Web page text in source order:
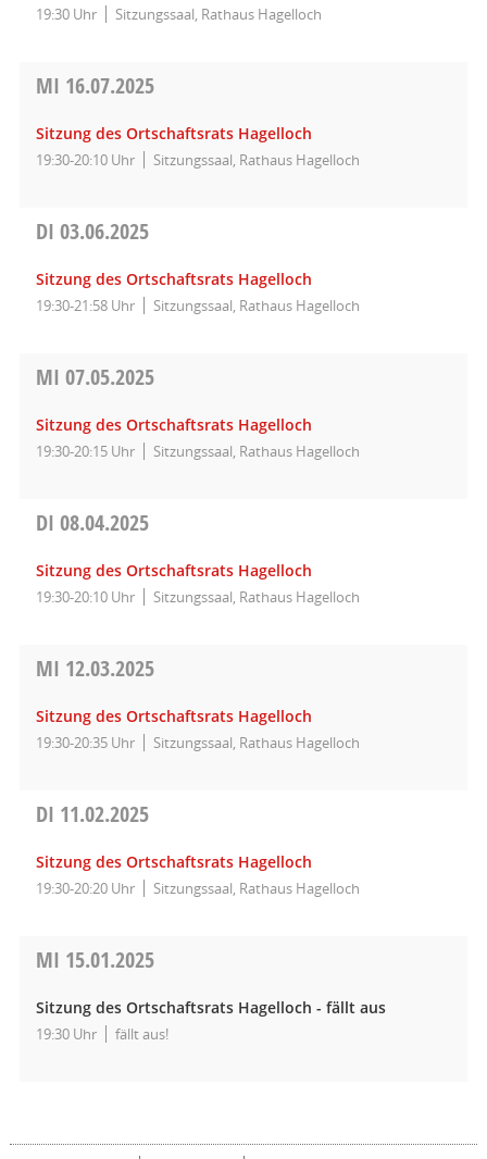
19:30 Uhr Sitzungssaal, Rathaus Hagelloch
MI 16.07.2025
Sitzung des Ortschaftsrats Hagelloch
19:30-20:10 Uhr Sitzungssaal, Rathaus Hagelloch
DI 03.06.2025
Sitzung des Ortschaftsrats Hagelloch
19:30-21:58 Uhr Sitzungssaal, Rathaus Hagelloch
MI 07.05.2025
Sitzung des Ortschaftsrats Hagelloch
19:30-20:15 Uhr Sitzungssaal, Rathaus Hagelloch
DI 08.04.2025
Sitzung des Ortschaftsrats Hagelloch
19:30-20:10 Uhr Sitzungssaal, Rathaus Hagelloch
MI 12.03.2025
Sitzung des Ortschaftsrats Hagelloch
19:30-20:35 Uhr Sitzungssaal, Rathaus Hagelloch
DI 11.02.2025
Sitzung des Ortschaftsrats Hagelloch
19:30-20:20 Uhr Sitzungssaal, Rathaus Hagelloch
MI 15.01.2025
Sitzung des Ortschaftsrats Hagelloch - fällt aus
19:30 Uhr fällt aus!